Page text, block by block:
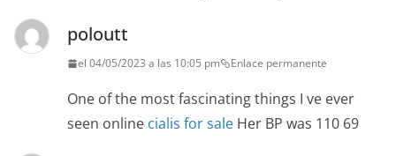
poloutt
el 04/05/2023 a las 10:05 pm Enlace permanente
One of the most fascinating things I ve ever
seen online cialis for sale Her BP was 110 69